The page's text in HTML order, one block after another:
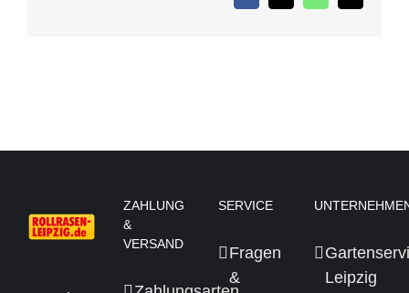
Mail
ZAHLUNG
&
VERSAND
SERVICE
Fragen
&
Leipzig